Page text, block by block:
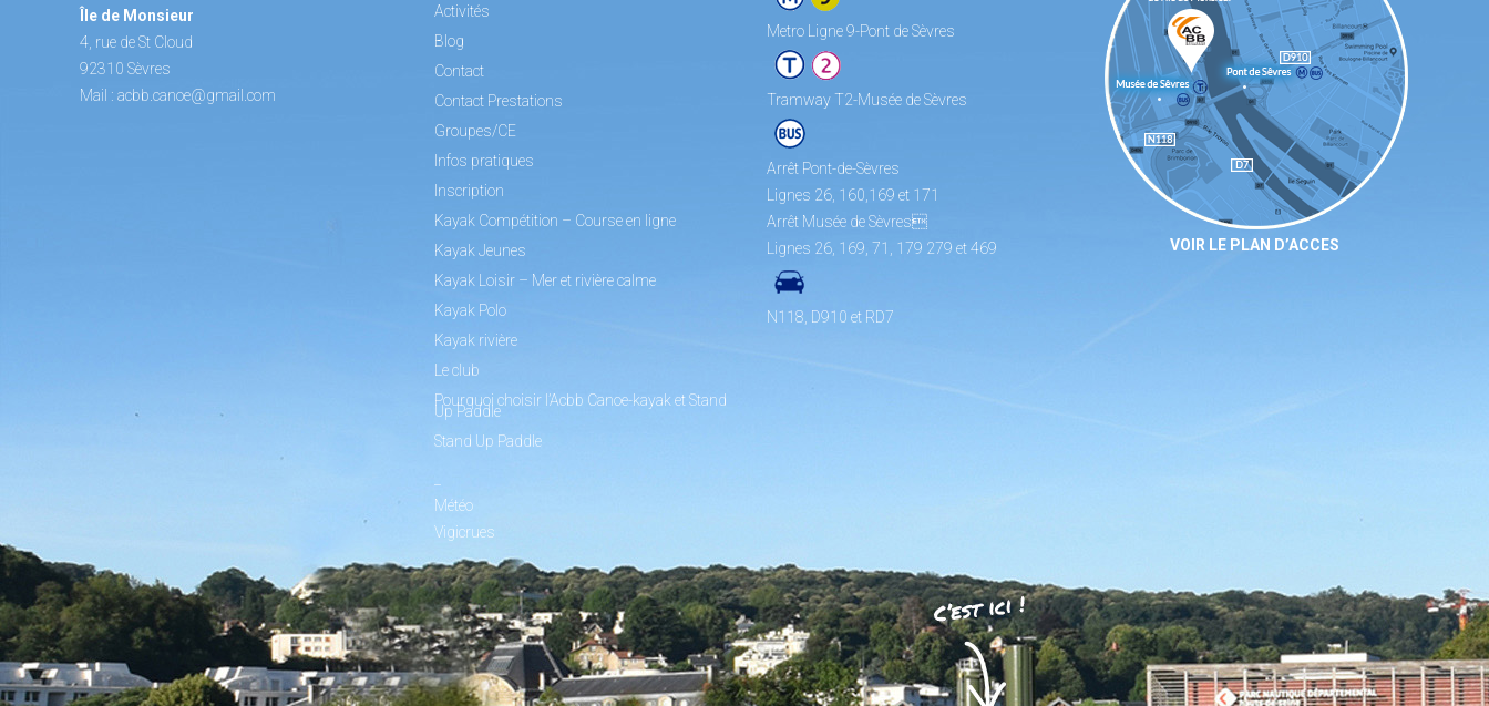
Île de Monsieur
4, rue de St Cloud
92310 Sèvres
Mail : acbb.canoe@gmail.com
Activités
Blog
Contact
Contact Prestations
Groupes/CE
Infos pratiques
Inscription
Kayak Compétition – Course en ligne
Kayak Jeunes
Kayak Loisir – Mer et rivière calme
Kayak Polo
Kayak rivière
Le club
Pourquoi choisir l’Acbb Canoe-kayak et Stand
Up Paddle
Stand Up Paddle
Météo
Vigicrues
Metro Ligne 9-Pont de Sèvres
Tramway T2-Musée de Sèvres
Arrêt Pont-de-Sèvres
Lignes 26, 160,169 et 171
Arrêt Musée de Sèvres
Lignes 26, 169, 71, 179 279 et 469
N118, D910 et RD7
VOIR LE PLAN D’ACCES